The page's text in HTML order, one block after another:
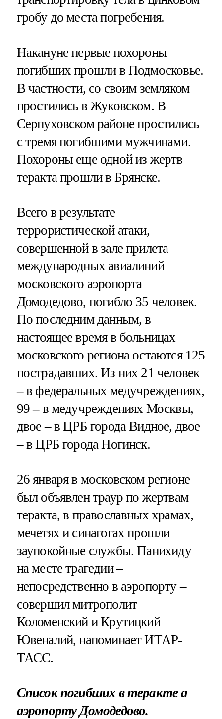
гробу до места погребения.
Накануне первые похороны
погибших прошли в Подмосковье.
В частности, со своим земляком
простились в Жуковском. В
Серпуховском районе простились
с тремя погибшими мужчинами.
Похороны еще одной из жертв
теракта прошли в Брянске.
Всего в результате
террористической атаки,
совершенной в зале прилета
международных авиалиний
московского аэропорта
Домодедово, погибло 35 человек.
По последним данным, в
настоящее время в больницах
московского региона остаются 125
пострадавших. Из них 21 человек
– в федеральных медучреждениях,
99 – в медучреждениях Москвы,
двое – в ЦРБ города Видное, двое
– в ЦРБ города Ногинск.
26 января в московском регионе
был объявлен траур по жертвам
теракта, в православных храмах,
мечетях и синагогах прошли
заупокойные службы. Панихиду
на месте трагедии –
непосредственно в аэропорту –
совершил митрополит
Коломенский и Крутицкий
Ювеналий, напоминает ИТАР-
ТАСС.
Список погибших в теракте а
аэропорту Домодедово.